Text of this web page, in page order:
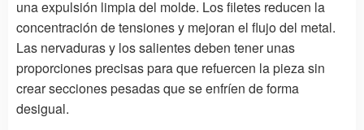
una expulsión limpia del molde. Los filetes reducen la
concentración de tensiones y mejoran el flujo del metal.
Las nervaduras y los salientes deben tener unas
proporciones precisas para que refuercen la pieza sin
crear secciones pesadas que se enfríen de forma
desigual.